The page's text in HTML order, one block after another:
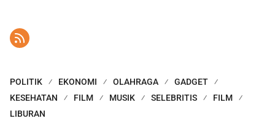
POLITIK EKONOMI OLAHRAGA
GADGET
KESEHATAN
FILM MUSIK SELEBRITIS
FILM
LIBURAN